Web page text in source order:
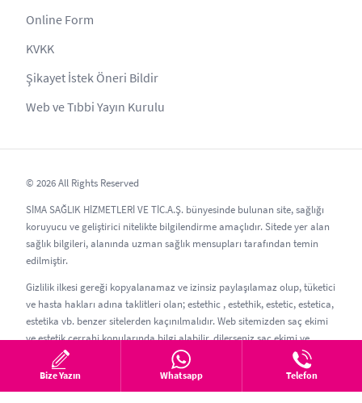
Online Form
KVKK
Şikayet İstek Öneri Bildir
Web ve Tıbbi Yayın Kurulu
© 2026 All Rights Reserved
SİMA SAĞLIK HİZMETLERİ VE TİC.A.Ş. bünyesinde bulunan site, sağlığı
koruyucu ve geliştirici nitelikte bilgilendirme amaçlıdır. Sitede yer alan
sağlık bilgileri, alanında uzman sağlık mensupları tarafından temin
edilmiştir.
Gizlilik ilkesi gereği kopyalanamaz ve izinsiz paylaşılamaz olup, tüketici
ve hasta hakları adına taklitleri olan; estethic , estethik, estetic, estetica,
estetika vb. benzer sitelerden kaçınılmalıdır. Web sitemizden saç ekimi
ve estetik cerrahi konularında bilgi alabilir, dilerseniz saç ekimi ve
estetik randevusu oluşturabilirsiniz.
Güncelleme Tarihi: 05.08.2026
Bize Yazın Whatsapp Telefon